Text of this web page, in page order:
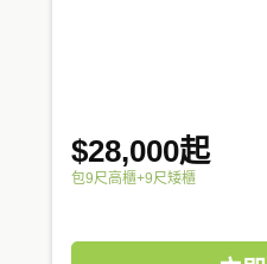
$28,000起
包9尺高櫃+9尺矮櫃